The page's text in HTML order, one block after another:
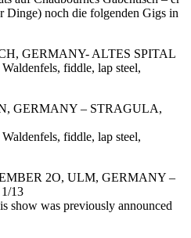
Dinge) noch die folgenden Gigs in
GERMANY- ALTES SPITAL
fiddle, lap steel,
GERMANY – STRAGULA,
fiddle, lap steel,
2O, ULM, GERMANY –
13
show was previously announced